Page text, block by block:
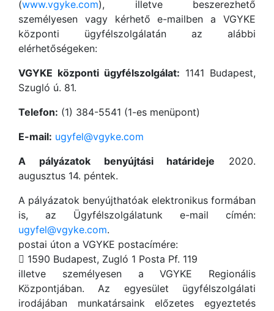
(www.vgyke.com), illetve beszerezhető
személyesen vagy kérhető e-mailben a VGYKE
központi ügyfélszolgálatán az alábbi
elérhetőségeken:
VGYKE központi ügyfélszolgálat: 1141 Budapest,
Szugló ú. 81.
Telefon: (1) 384-5541 (1-es menüpont)
E-mail: ugyfel@vgyke.com
A pályázatok benyújtási határideje 2020.
augusztus 14. péntek.
A pályázatok benyújthatóak elektronikus formában
is, az Ügyfélszolgálatunk e-mail címén:
ugyfel@vgyke.com.
postai úton a VGYKE postacímére:
 1590 Budapest, Zugló 1 Posta Pf. 119
illetve személyesen a VGYKE Regionális
Központjában. Az egyesület ügyfélszolgálati
irodájában munkatársaink előzetes egyeztetés